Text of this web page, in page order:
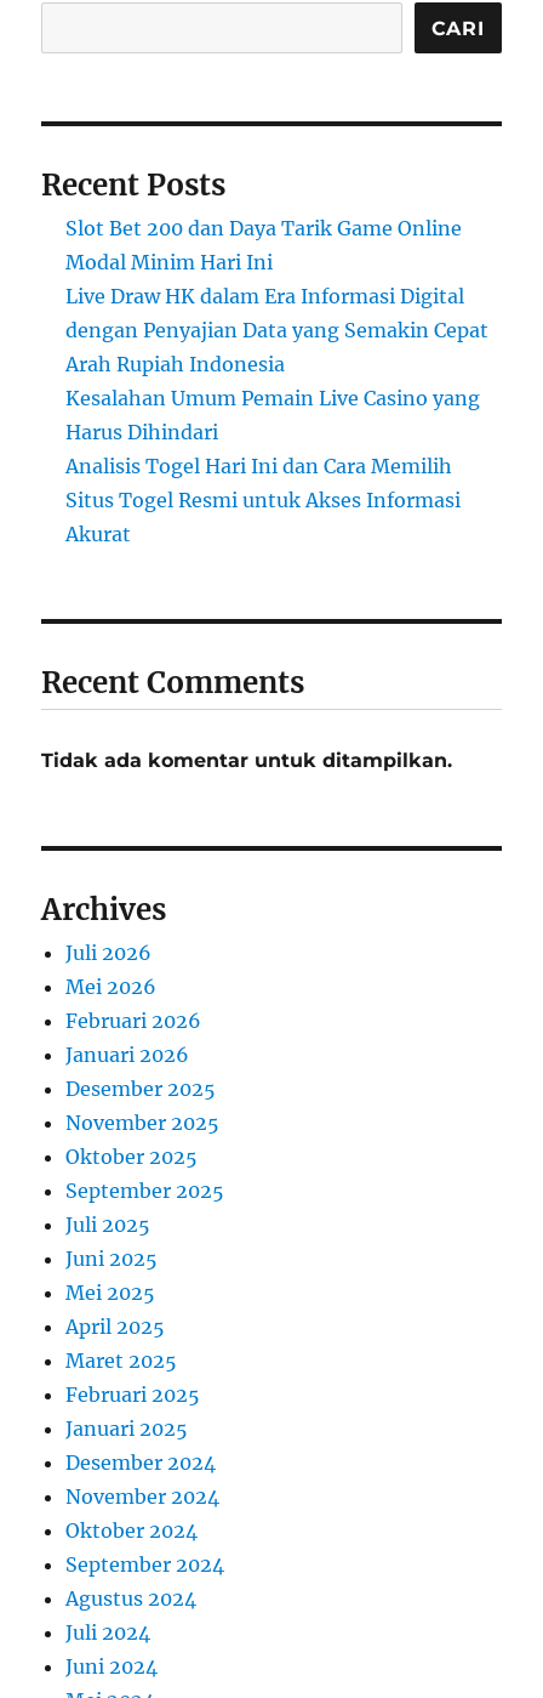
CARI
Recent Posts
Slot Bet 200 dan Daya Tarik Game Online
Modal Minim Hari Ini
Live Draw HK dalam Era Informasi Digital
dengan Penyajian Data yang Semakin Cepat
Arah Rupiah Indonesia
Kesalahan Umum Pemain Live Casino yang
Harus Dihindari
Analisis Togel Hari Ini dan Cara Memilih
Situs Togel Resmi untuk Akses Informasi
Akurat
Recent Comments
Tidak ada komentar untuk ditampilkan.
Archives
Juli 2026
Mei 2026
Februari 2026
Januari 2026
Desember 2025
November 2025
Oktober 2025
September 2025
Juli 2025
Juni 2025
Mei 2025
April 2025
Maret 2025
Februari 2025
Januari 2025
Desember 2024
November 2024
Oktober 2024
September 2024
Agustus 2024
Juli 2024
Juni 2024